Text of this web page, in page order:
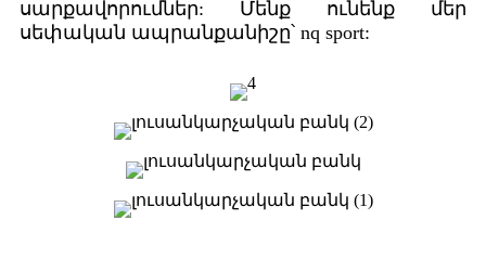
սարքավորումներ: Մենք ունենք մեր
սեփական ապրանքանիշը՝ nq sport: